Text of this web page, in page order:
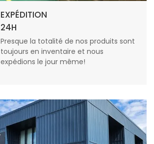
EXPÉDITION
24H
Presque la totalité de nos produits sont
toujours en inventaire et nous
expédions le jour même!